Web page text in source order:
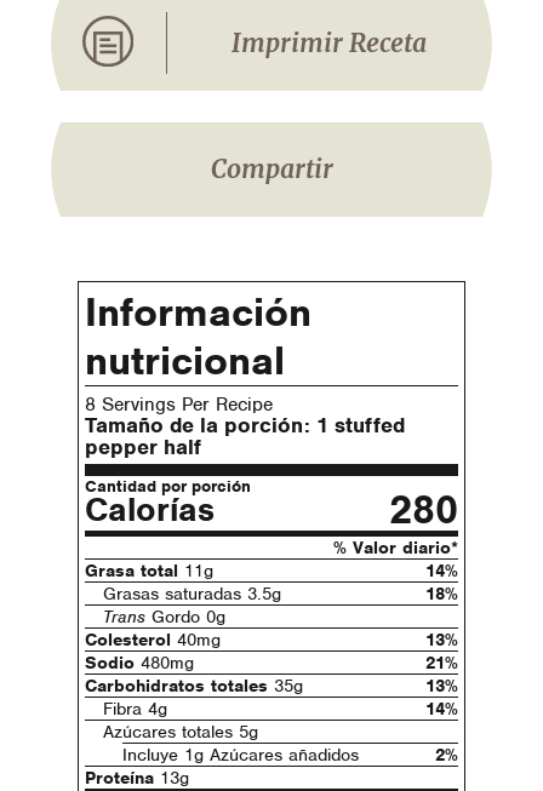
Imprimir Receta
Compartir
Información
nutricional
8 Servings Per Recipe
Tamaño de la porción: 1 stuffed
pepper half
Cantidad por porción
Calorías 280
% Valor diario*
Grasa total 11g
14%
Grasas saturadas 3.5g
18%
Trans Gordo 0g
Colesterol 40mg
13%
Sodio 480mg
21%
Carbohidratos totales 35g
13%
Fibra 4g
14%
Azúcares totales 5g
Incluye 1g Azúcares añadidos
2%
Proteína 13g